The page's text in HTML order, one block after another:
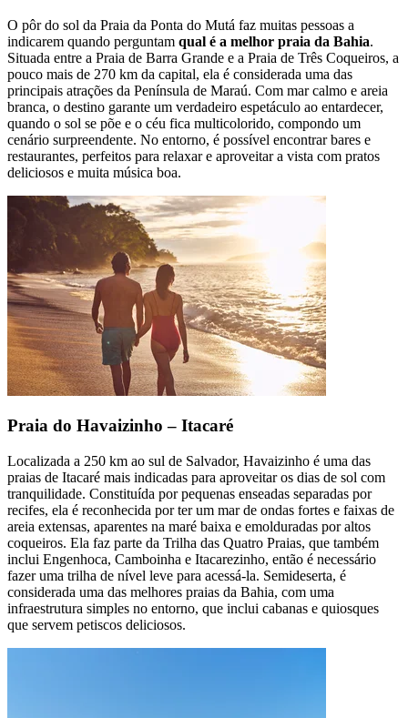
O pôr do sol da Praia da Ponta do Mutá faz muitas pessoas a
indicarem quando perguntam qual é a melhor praia da Bahia.
Situada entre a Praia de Barra Grande e a Praia de Três Coqueiros, a
pouco mais de 270 km da capital, ela é considerada uma das
principais atrações da Península de Maraú. Com mar calmo e areia
branca, o destino garante um verdadeiro espetáculo ao entardecer,
quando o sol se põe e o céu fica multicolorido, compondo um
cenário surpreendente. No entorno, é possível encontrar bares e
restaurantes, perfeitos para relaxar e aproveitar a vista com pratos
deliciosos e muita música boa.
Praia do Havaizinho – Itacaré
Localizada a 250 km ao sul de Salvador, Havaizinho é uma das
praias de Itacaré mais indicadas para aproveitar os dias de sol com
tranquilidade. Constituída por pequenas enseadas separadas por
recifes, ela é reconhecida por ter um mar de ondas fortes e faixas de
areia extensas, aparentes na maré baixa e emolduradas por altos
coqueiros. Ela faz parte da Trilha das Quatro Praias, que também
inclui Engenhoca, Camboinha e Itacarezinho, então é necessário
fazer uma trilha de nível leve para acessá-la. Semideserta, é
considerada uma das melhores praias da Bahia, com uma
infraestrutura simples no entorno, que inclui cabanas e quiosques
que servem petiscos deliciosos.